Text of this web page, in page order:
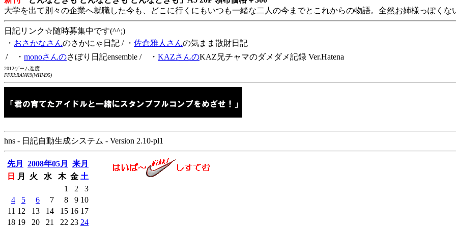
大学を出て別々の企業へ就職した今も、どこに行くにもいつも一緒な二人の今までとこれからの物語。全然お姉様っぽくな
日記リンク☆随時募集中です(^^;)
・ おさかなさんのさかにゃ日記 / ・ 佐倉雅人さんの気まま散財日記
/ ・ monoさんのさぼり日記ensemble / ・ KAZさんのKAZ兄チャマのダメダメ記録 Ver.Hatena
2012ゲーム進度
FFXI:RANK9(WHM95)
hns - 日記自動生成システム - Version 2.10-pl1
先月 2008年05月
来月
日
月 火 水 木 金 土
1
2
3
4
5 6 7 8 9 10
11 12 13 14 15 16 17
18 19 20 21 22 23 24